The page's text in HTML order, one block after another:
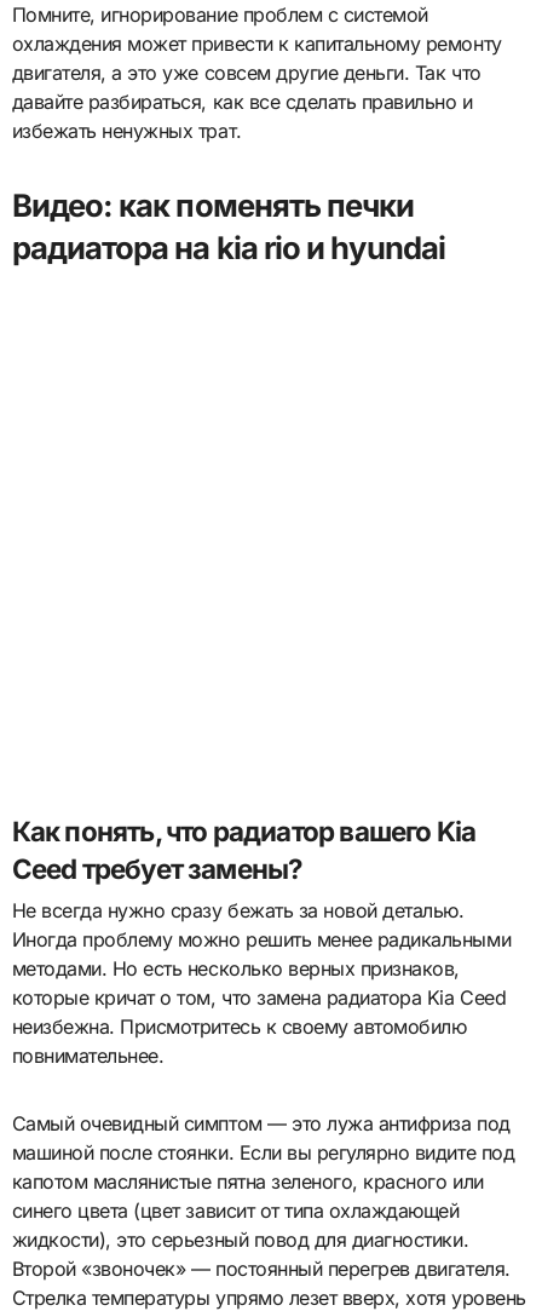
Помните, игнорирование проблем с системой
охлаждения может привести к капитальному ремонту
двигателя, а это уже совсем другие деньги. Так что
давайте разбираться, как все сделать правильно и
избежать ненужных трат.
Видео: как поменять печки
радиатора на kia rio и hyundai
Как понять, что радиатор вашего Kia
Ceed требует замены?
Не всегда нужно сразу бежать за новой деталью.
Иногда проблему можно решить менее радикальными
методами. Но есть несколько верных признаков,
которые кричат о том, что замена радиатора Kia Ceed
неизбежна. Присмотритесь к своему автомобилю
повнимательнее.
Самый очевидный симптом — это лужа антифриза под
машиной после стоянки. Если вы регулярно видите под
капотом маслянистые пятна зеленого, красного или
синего цвета (цвет зависит от типа охлаждающей
жидкости), это серьезный повод для диагностики.
Второй «звоночек» — постоянный перегрев двигателя.
Стрелка температуры упрямо лезет вверх, хотя уровень